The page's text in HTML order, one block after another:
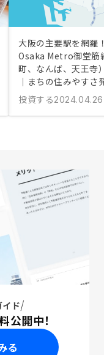
大阪の主要駅を網羅
Osaka Metro御堂筋
町、なんば、天王寺
｜まちの住みやすさ
投資する2024.04.26
ド
公開中！
る